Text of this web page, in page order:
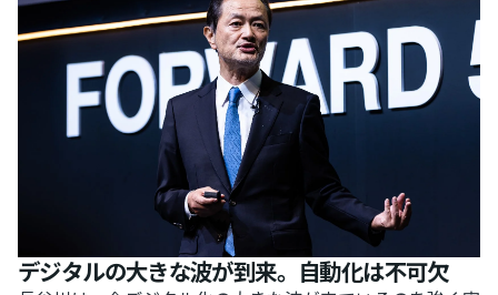
デジタルの大きな波が到来。自動化は不可欠